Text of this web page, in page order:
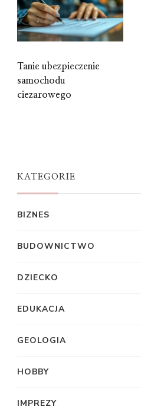
Tanie ubezpieczenie
samochodu
ciezarowego
KATEGORIE
BIZNES
BUDOWNICTWO
DZIECKO
EDUKACJA
GEOLOGIA
HOBBY
IMPREZY